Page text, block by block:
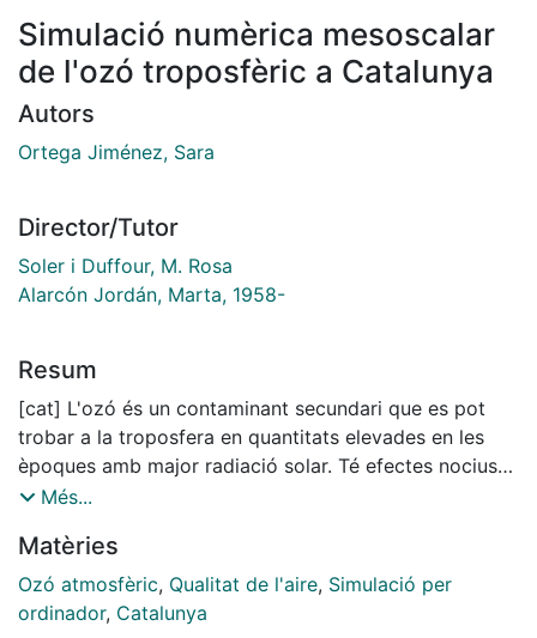
Simulació numèrica mesoscalar
de l'ozó troposfèric a Catalunya
Autors
Ortega Jiménez, Sara
Director/Tutor
Soler i Duffour, M. Rosa
Alarcón Jordán, Marta, 1958-
Resum
[cat] L'ozó és un contaminant secundari que es pot
trobar a la troposfera en quantitats elevades en les
èpoques amb major radiació solar. Té efectes nocius
sobre els éssers vius i per això és necessari controlar
models numèrics.
Amb l'objectiu de modelitzar les concentracions d'ozó
Més...
Matèries
Ozó atmosfèric, Qualitat de l'aire, Simulació per
ordinador, Catalunya